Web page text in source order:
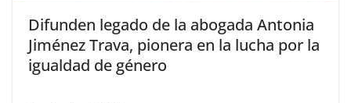
Difunden legado de la abogada Antonia
Jiménez Trava, pionera en la lucha por la
igualdad de género